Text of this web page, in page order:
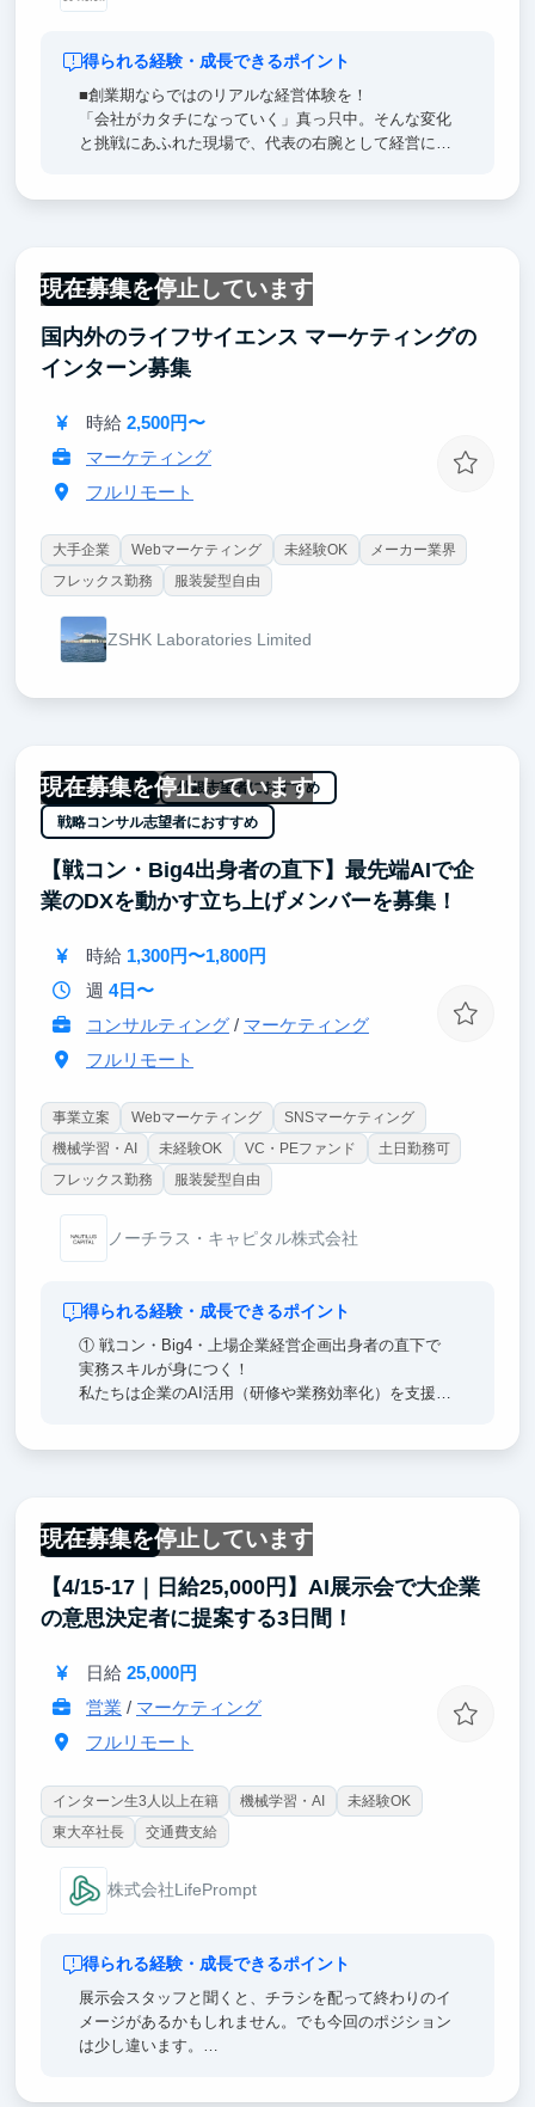
得られる経験・成長できるポイント
■創業期ならではのリアルな経営体験を！
「会社がカタチになっていく」真っ只中。そんな変化
と挑戦にあふれた現場で、代表の右腕として経営に深
ジネスの現場や会食に参加し、自分の目で「成功する
経営者」から学べる環境は貴重です。
■しがらみなし！「お客様第一」
外部資本なしの100%オーナー企業。「本当にお客様
「誰かの役に立ちたい」「中小企業を元気にしたい」
す！
現在募集を停止しています
フルリモート
国内外のライフサイエンス マーケティングの
インターン募集
時給 2,500円〜
マーケティング
フルリモート
大手企業 Webマーケティング 未経験OK
メーカー業界
フレックス勤務
服装髪型自由
ZSHK Laboratories Limited
現在募集を停止しています
フルリモート 外銀志望者におすすめ
戦略コンサル志望者におすすめ
【戦コン・Big4出身者の直下】最先端AIで企
業のDXを動かす立ち上げメンバーを募集！
時給 1,300円〜1,800円
週 4日〜
コンサルティング/ マーケティング
フルリモート
事業立案 Webマーケティング
SNSマーケティング
機械学習・AI
未経験OK VC・PEファンド
土日勤務可
フレックス勤務
服装髪型自由
ノーチラス・キャピタル株式会社
得られる経験・成長できるポイント
① 戦コン・Big4・上場企業経営企画出身者の直下で
実務スキルが身につく！
私たちは企業のAI活用（研修や業務効率化）を支援す
② 「AIを実務でどう使い倒すか」を最前線で学べる
単なるチャット利用ではなく、Claude Codeで業務を
自動化し研修に落とし込むところまで関与。最先端AI
の実装スキルは、これからのどんなキャリアでも武器
になります。
現在募集を停止しています
フルリモート
【4/15-17｜日給25,000円】AI展示会で大企業
の意思決定者に提案する3日間！
日給 25,000円
営業 / マーケティング
フルリモート
インターン生3人以上在籍 機械学習・AI
未経験OK
東大卒社長
交通費支給
株式会社LifePrompt
得られる経験・成長できるポイント
展示会スタッフと聞くと、チラシを配って終わりのイ
メージがあるかもしれません。でも今回のポジション
は少し違います。